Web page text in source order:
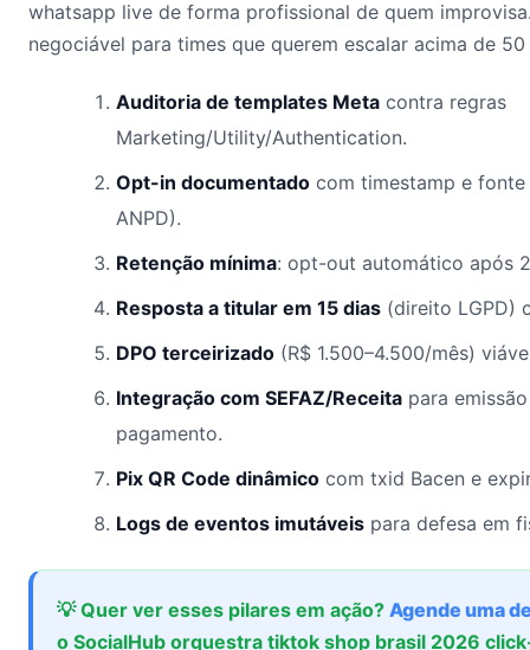
whatsapp live de forma profissional de quem
negociável para times que querem escalar acima de
Auditoria de templates Meta contra regras
Marketing/Utility/Authentication.
Opt-in documentado com timestamp e
ANPD).
Retenção mínima: opt-out automático após
Resposta a titular em 15 dias (direito LGPD)
DPO terceirizado (R$ 1.500–4.500/mês)
Integração com SEFAZ/Receita para
pagamento.
Pix QR Code dinâmico com txid Bacen e
Logs de eventos imutáveis para defesa em
💡 Quer ver esses pilares em ação? Agende uma
o SocialHub orquestra tiktok shop brasil 2026